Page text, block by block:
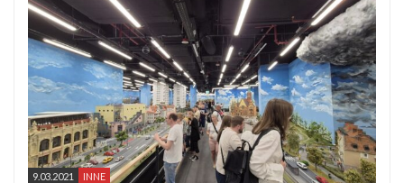
9.03.2021 INNE